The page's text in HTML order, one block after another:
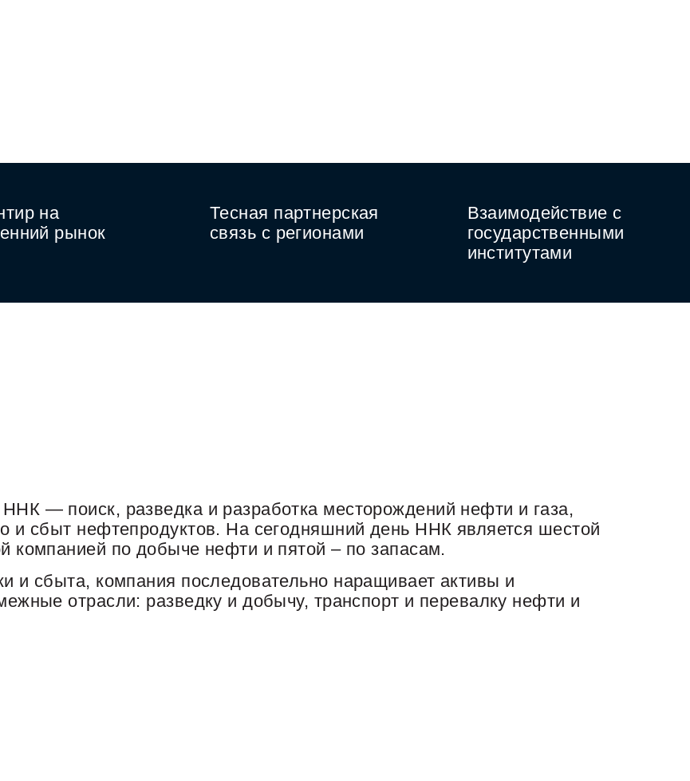
на
рынок
Тесная партнерская
связь с регионами
Взаимодействие с
государственными
институтами
— поиск, разведка и разработка месторождений нефти и газа,
и сбыт нефтепродуктов. На сегодняшний день ННК является шестой
компанией по добыче нефти и пятой – по запасам.
и сбыта, компания последовательно наращивает активы и
отрасли: разведку и добычу, транспорт и перевалку нефти и